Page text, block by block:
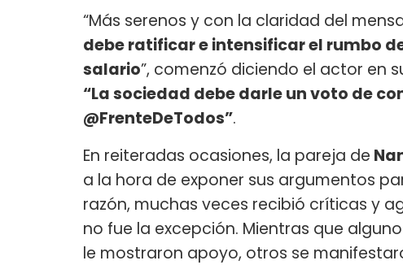
“Más serenos y con la claridad del
debe ratificar e intensificar el rumbo
salario”, comenzó diciendo el actor en
“La sociedad debe darle un voto de
@FrenteDeTodos”.
En reiteradas ocasiones, la pareja de
a la hora de exponer sus argumentos
razón, muchas veces recibió críticas y
no fue la excepción. Mientras que
le mostraron apoyo, otros se